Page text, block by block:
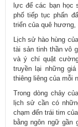
lực để các bạn học
phố tiếp tục phấn
triển của quê hương,
Lịch sử hào hùng
tài sản tinh thần vô
và ý chí quật
truyền lại những
thiêng liêng của mỗi
Trong dòng chảy
lịch sử cần có
chạm đến trái tim
bằng ngôn ngữ gần